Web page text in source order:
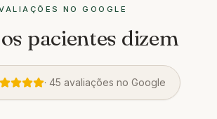
NO GOOGLE
pacientes dizem
· 45 avaliações no Google